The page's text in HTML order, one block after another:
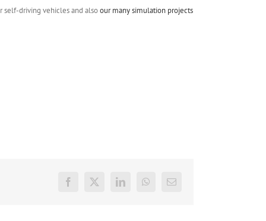
self-driving vehicles and alsoour many simulation projects
Facebook
X LinkedInWhatsApp
E-